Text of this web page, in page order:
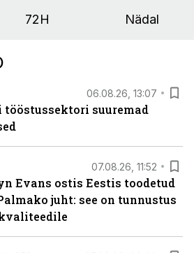
Mitendorf.
72H Nädal
06.08.26, 13:07
tööstussektori suuremad
07.08.26, 11:52
Evans ostis Eestis toodetud
juht: see on tunnustus